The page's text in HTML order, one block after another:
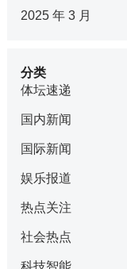
2025 年 3 月
分类
体坛速递
国内新闻
国际新闻
娱乐报道
热点关注
社会热点
科技智能